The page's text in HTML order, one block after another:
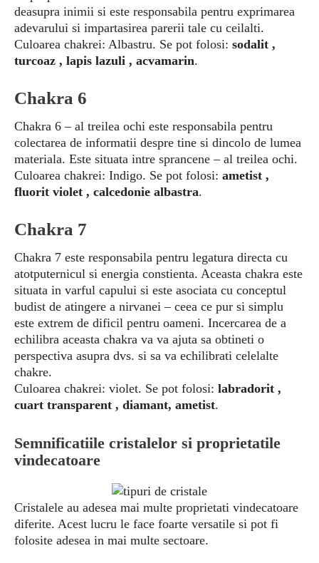
deasupra inimii si este responsabila pentru exprimarea
adevarului si impartasirea parerii tale cu ceilalti.
Culoarea chakrei: Albastru. Se pot folosi: sodalit ,
turcoaz , lapis lazuli , acvamarin.
Chakra 6
Chakra 6 – al treilea ochi este responsabila pentru
colectarea de informatii despre tine si dincolo de lumea
materiala. Este situata intre sprancene – al treilea ochi.
Culoarea chakrei: Indigo. Se pot folosi: ametist ,
fluorit violet , calcedonie albastra.
Chakra 7
Chakra 7 este responsabila pentru legatura directa cu
atotputernicul si energia constienta. Aceasta chakra este
situata in varful capului si este asociata cu conceptul
budist de atingere a nirvanei – ceea ce pur si simplu
este extrem de dificil pentru oameni. Incercarea de a
echilibra aceasta chakra va va ajuta sa obtineti o
perspectiva asupra dvs. si sa va echilibrati celelalte
chakre.
Culoarea chakrei: violet. Se pot folosi: labradorit ,
cuart transparent , diamant, ametist.
Semnificatiile cristalelor si proprietatile
vindecatoare
Cristalele au adesea mai multe proprietati vindecatoare
diferite. Acest lucru le face foarte versatile si pot fi
folosite adesea in mai multe sectoare.